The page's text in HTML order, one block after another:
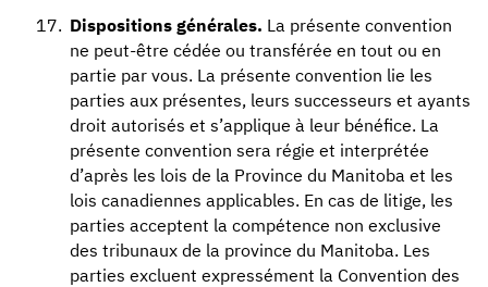
Dispositions générales. La présente convention
ne peut-être cédée ou transférée en tout ou en
partie par vous. La présente convention lie les
parties aux présentes, leurs successeurs et ayants
droit autorisés et s’applique à leur bénéfice. La
présente convention sera régie et interprétée
d’après les lois de la Province du Manitoba et les
lois canadiennes applicables. En cas de litige, les
parties acceptent la compétence non exclusive
des tribunaux de la province du Manitoba. Les
parties excluent expressément la Convention des